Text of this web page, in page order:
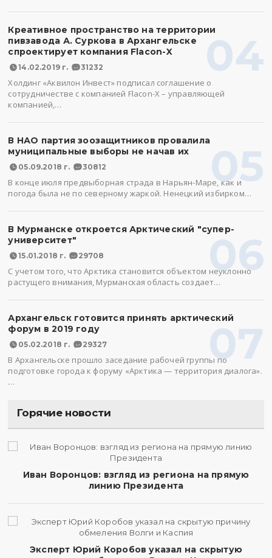
04
Креативное пространство на территории
пивзавода А. Суркова в Архангельске
спроектирует компания Flacon-X
14.02.2019 г. 31232
Холдинг «Аквилон Инвест» подписал соглашение о
сотрудничестве с компанией Flacon-X – управляющей
компанией,…
05
В НАО партия зоозащитников провалила
муниципальные выборы не начав их
05.09.2018 г. 30812
В конце июля предвыборная страда в Нарьян-Маре, как и
погода была не по северному жаркой. Ненецкий избирком…
06
В Мурманске откроется Арктический "супер-
университет"
15.01.2018 г. 29708
С учетом того, что Арктика становится объектом неуклонно
растущего внимания, Мурманская область создает…
07
Архангельск готовится принять арктический
форум в 2019 году
05.02.2018 г. 29327
В Архангельске прошло заседание рабочей группы по
подготовке города к форуму «Арктика — территория диалога».
…
Горячие новости
Иван Воронцов: взгляд из региона на прямую
линию Президента
Эксперт Юрий Коробов указал на скрытую